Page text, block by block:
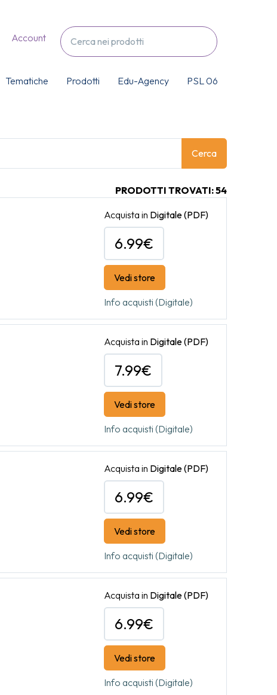
Account
Tematiche Prodotti Edu-Agency PSL 06
Cerca
PRODOTTI TROVATI: 54
Acquista in Digitale(PDF)
6.99€
Vedi store
Info acquisti (Digitale)
Acquista in Digitale(PDF)
7.99€
Vedi store
Info acquisti (Digitale)
Acquista in Digitale(PDF)
6.99€
Vedi store
Info acquisti (Digitale)
Acquista in Digitale(PDF)
6.99€
Vedi store
Info acquisti (Digitale)